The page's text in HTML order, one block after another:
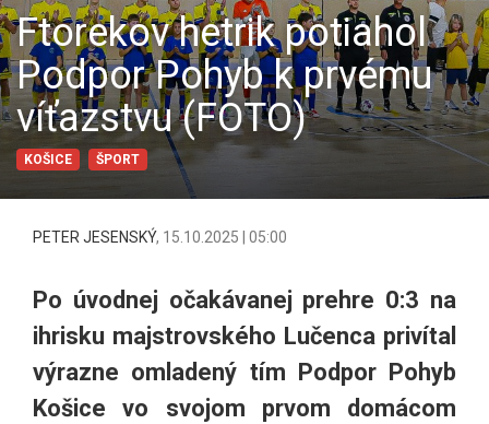
Ftorekov hetrik potiahol
Podpor Pohyb k prvému
víťazstvu (FOTO)
KOŠICE ŠPORT
PETER JESENSKÝ, 15.10.2025 | 05:00
Po úvodnej očakávanej prehre 0:3 na
ihrisku majstrovského Lučenca privítal
výrazne omladený tím Podpor Pohyb
Košice vo svojom prvom domácom